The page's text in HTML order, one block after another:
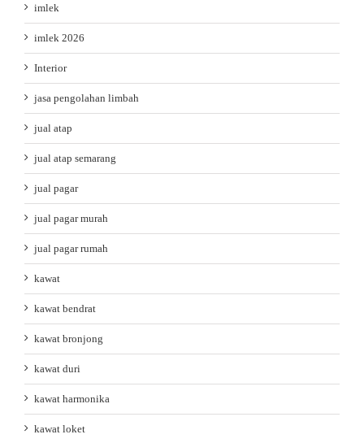
imlek
imlek 2026
Interior
jasa pengolahan limbah
jual atap
jual atap semarang
jual pagar
jual pagar murah
jual pagar rumah
kawat
kawat bendrat
kawat bronjong
kawat duri
kawat harmonika
kawat loket